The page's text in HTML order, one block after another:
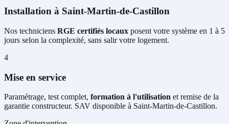
Installation à Saint-Martin-de-Castillon
Nos techniciens RGE certifiés locaux posent votre système en 1 à 5
jours selon la complexité, sans salir votre logement.
4
Mise en service
Paramétrage, test complet, formation à l'utilisation et remise de la
garantie constructeur. SAV disponible à Saint-Martin-de-Castillon.